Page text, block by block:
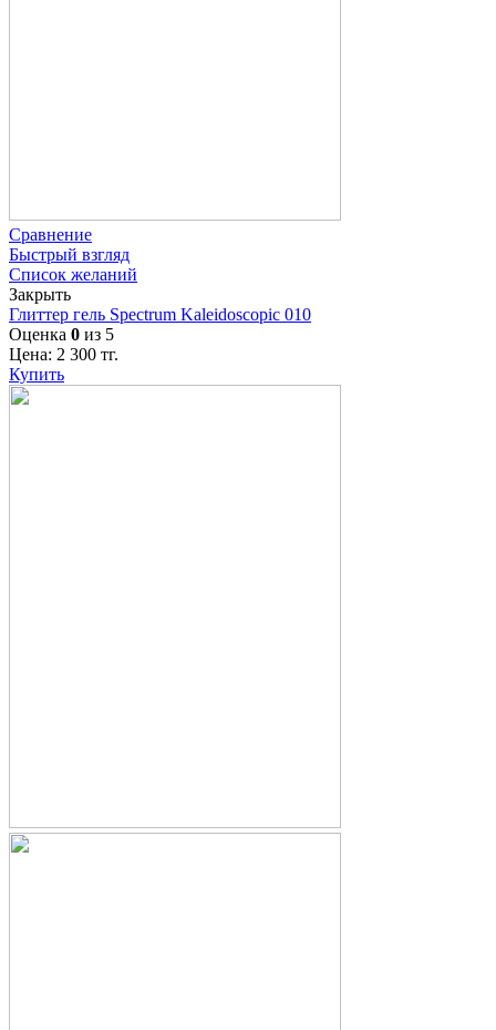
Сравнение
Быстрый взгляд
Список желаний
Закрыть
Глиттер гель Spectrum Kaleidoscopic 010
Оценка 0 из 5
Цена: 2 300 тг.
Купить